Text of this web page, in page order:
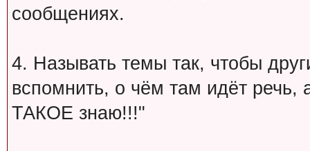
сообщениях.
4. Называть темы так, чтобы
вспомнить, о чём там идёт речь,
ТАКОЕ знаю!!!"